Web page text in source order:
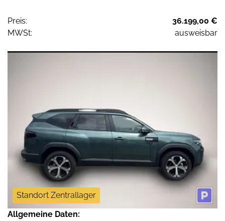
Preis:
36.199,00 €
MWSt:
ausweisbar
Standort Zentrallager
Allgemeine Daten: